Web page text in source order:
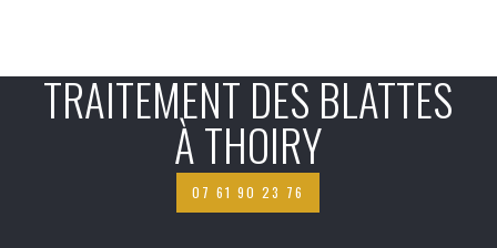
TRAITEMENT DES BLATTES
À THOIRY
07 61 90 23 76